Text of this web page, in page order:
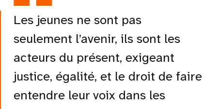
Les jeunes ne sont pas
seulement l’avenir, ils sont les
acteurs du présent, exigeant
justice, égalité, et le droit de faire
entendre leur voix dans les